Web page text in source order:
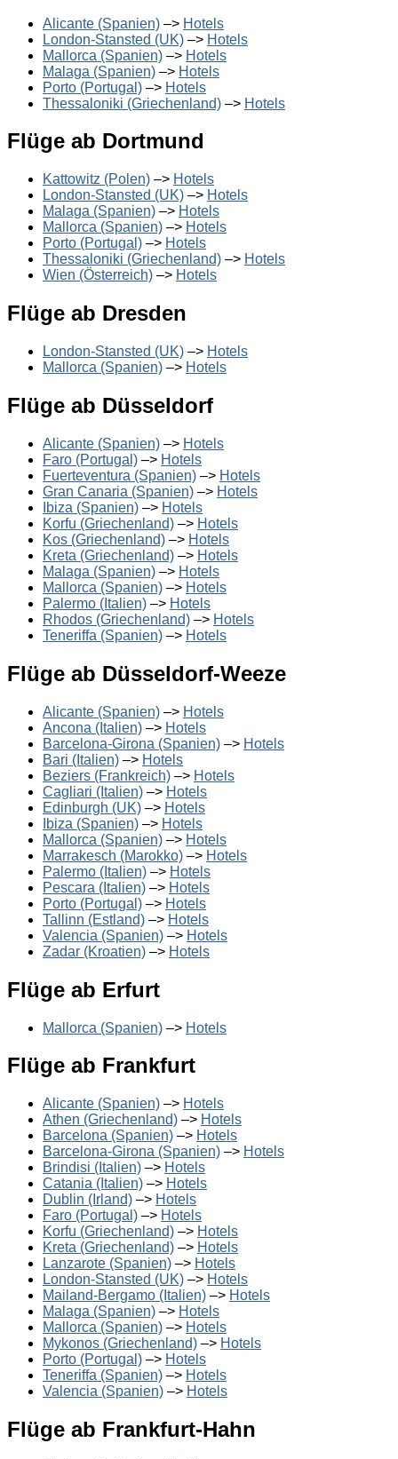
Alicante (Spanien) –> Hotels
London-Stansted (UK) –> Hotels
Mallorca (Spanien) –> Hotels
Malaga (Spanien) –> Hotels
Porto (Portugal) –> Hotels
Thessaloniki (Griechenland) –> Hotels
Flüge ab Dortmund
Kattowitz (Polen) –> Hotels
London-Stansted (UK) –> Hotels
Malaga (Spanien) –> Hotels
Mallorca (Spanien) –> Hotels
Porto (Portugal) –> Hotels
Thessaloniki (Griechenland) –> Hotels
Wien (Österreich) –> Hotels
Flüge ab Dresden
London-Stansted (UK) –> Hotels
Mallorca (Spanien) –> Hotels
Flüge ab Düsseldorf
Alicante (Spanien) –> Hotels
Faro (Portugal) –> Hotels
Fuerteventura (Spanien) –> Hotels
Gran Canaria (Spanien) –> Hotels
Ibiza (Spanien) –> Hotels
Korfu (Griechenland) –> Hotels
Kos (Griechenland) –> Hotels
Kreta (Griechenland) –> Hotels
Malaga (Spanien) –> Hotels
Mallorca (Spanien) –> Hotels
Palermo (Italien) –> Hotels
Rhodos (Griechenland) –> Hotels
Teneriffa (Spanien) –> Hotels
Flüge ab Düsseldorf-Weeze
Alicante (Spanien) –> Hotels
Ancona (Italien) –> Hotels
Barcelona-Girona (Spanien) –> Hotels
Bari (Italien) –> Hotels
Beziers (Frankreich) –> Hotels
Cagliari (Italien) –> Hotels
Edinburgh (UK) –> Hotels
Ibiza (Spanien) –> Hotels
Mallorca (Spanien) –> Hotels
Marrakesch (Marokko) –> Hotels
Palermo (Italien) –> Hotels
Pescara (Italien) –> Hotels
Porto (Portugal) –> Hotels
Tallinn (Estland) –> Hotels
Valencia (Spanien) –> Hotels
Zadar (Kroatien) –> Hotels
Flüge ab Erfurt
Mallorca (Spanien) –> Hotels
Flüge ab Frankfurt
Alicante (Spanien) –> Hotels
Athen (Griechenland) –> Hotels
Barcelona (Spanien) –> Hotels
Barcelona-Girona (Spanien) –> Hotels
Brindisi (Italien) –> Hotels
Catania (Italien) –> Hotels
Dublin (Irland) –> Hotels
Faro (Portugal) –> Hotels
Korfu (Griechenland) –> Hotels
Kreta (Griechenland) –> Hotels
Lanzarote (Spanien) –> Hotels
London-Stansted (UK) –> Hotels
Mailand-Bergamo (Italien) –> Hotels
Malaga (Spanien) –> Hotels
Mallorca (Spanien) –> Hotels
Mykonos (Griechenland) –> Hotels
Porto (Portugal) –> Hotels
Teneriffa (Spanien) –> Hotels
Valencia (Spanien) –> Hotels
Flüge ab Frankfurt-Hahn